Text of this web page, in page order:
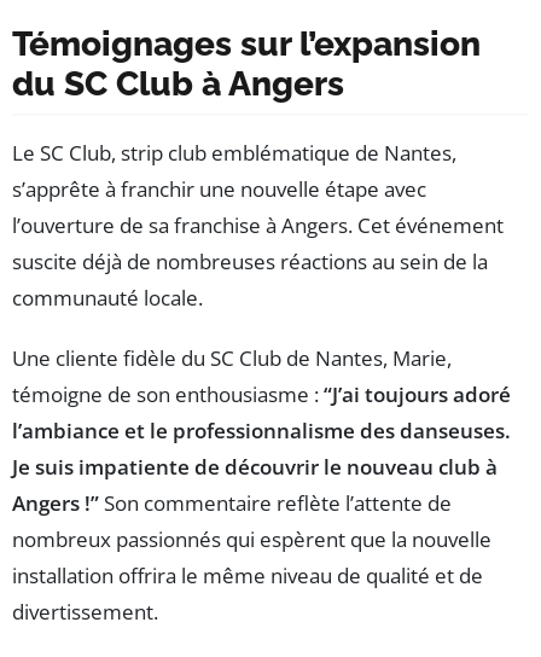
Témoignages sur l’expansion
du SC Club à Angers
Le SC Club, strip club emblématique de Nantes,
s’apprête à franchir une nouvelle étape avec
l’ouverture de sa franchise à Angers. Cet événement
suscite déjà de nombreuses réactions au sein de la
communauté locale.
Une cliente fidèle du SC Club de Nantes, Marie,
témoigne de son enthousiasme :“J’ai toujours adoré
l’ambiance et le professionnalisme des danseuses.
Je suis impatiente de découvrir le nouveau club à
Angers !”Son commentaire reflète l’attente de
nombreux passionnés qui espèrent que la nouvelle
installation offrira le même niveau de qualité et de
divertissement.